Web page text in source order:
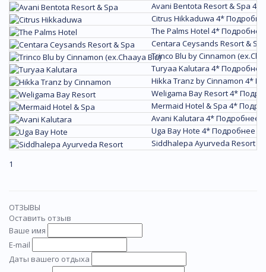
Avani Bentota Resort & Spa 4*
Citrus Hikkaduwa 4*
The Palms Hotel 4*Подробнее
Centara Ceysands Resort &
Trinco Blu by Cinnamon
Turyaa Kalutara 4*Подробнее
Hikka Tranz by Cinnamon 4*
Weligama Bay Resort 4*
Mermaid Hotel & Spa 4*
Avani Kalutara 4*Подробнее
Uga Bay Hote 4*Подробнее
Siddhalepa Ayurveda Resort 4*
1
ОТЗЫВЫ
Оставить отзыв
Ваше имя
E-mail
Даты вашего отдыха